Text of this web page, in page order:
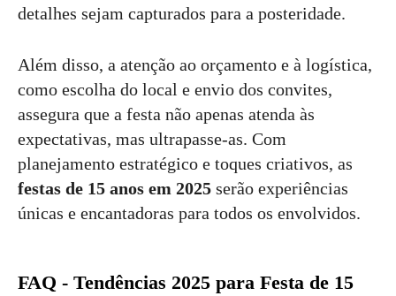
detalhes sejam capturados para a posteridade.
Além disso, a atenção ao orçamento e à logística,
como escolha do local e envio dos convites,
assegura que a festa não apenas atenda às
expectativas, mas ultrapasse-as. Com
planejamento estratégico e toques criativos, as
festas de 15 anos em 2025 serão experiências
únicas e encantadoras para todos os envolvidos.
FAQ - Tendências 2025 para Festa de 15